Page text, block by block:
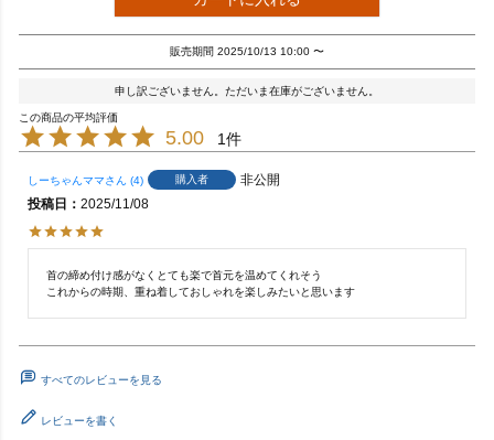
販売期間 2025/10/13 10:00 〜
申し訳ございません。ただいま在庫がございません。
5.00 1
しーちゃんママ 4 購入者
非公開
投稿日
2025/11/08
首の締め付け感がなくとても楽で首元を温めてくれそう
これからの時期、重ね着しておしゃれを楽しみたいと思います
すべてのレビューを見る
レビューを書く